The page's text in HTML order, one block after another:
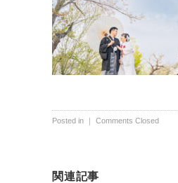
Posted in ｜ Comments Closed
関連記事